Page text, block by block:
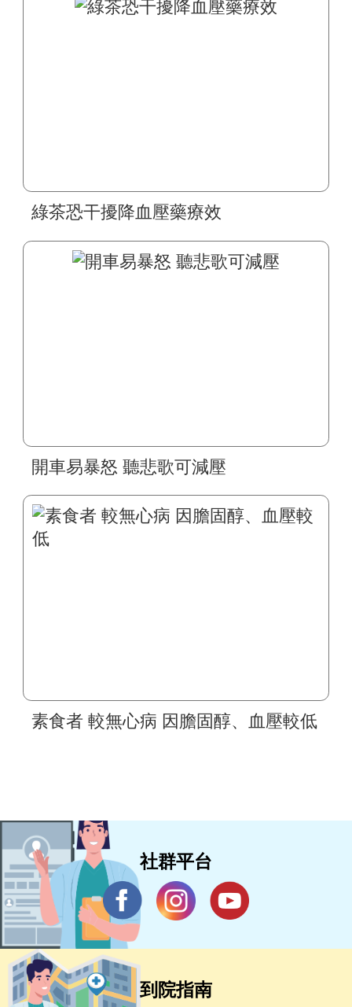
綠茶恐干擾降血壓藥療效
開車易暴怒 聽悲歌可減壓
素食者 較無心病 因膽固醇、血壓較低
社群平台
到院指南